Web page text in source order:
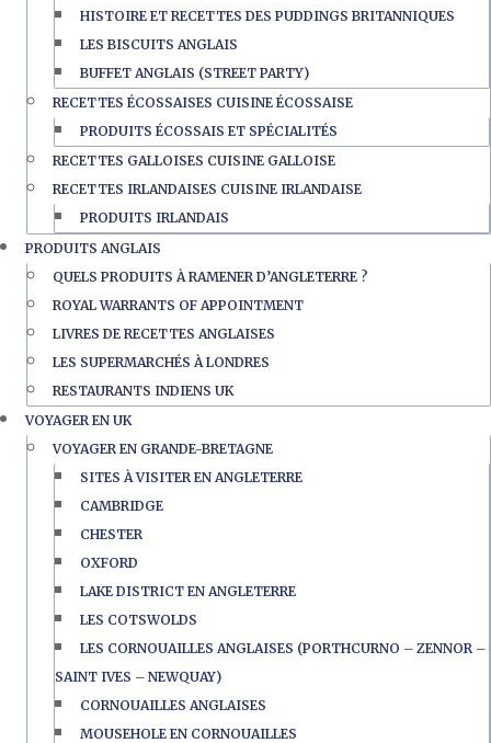
HISTOIRE ET RECETTES DES PUDDINGS BRITANNIQUES
LES BISCUITS ANGLAIS
BUFFET ANGLAIS (STREET PARTY)
RECETTES ÉCOSSAISES CUISINE ÉCOSSAISE
PRODUITS ÉCOSSAIS ET SPÉCIALITÉS
RECETTES GALLOISES CUISINE GALLOISE
RECETTES IRLANDAISES CUISINE IRLANDAISE
PRODUITS IRLANDAIS
PRODUITS ANGLAIS
QUELS PRODUITS À RAMENER D’ANGLETERRE ?
ROYAL WARRANTS OF APPOINTMENT
LIVRES DE RECETTES ANGLAISES
LES SUPERMARCHÉS À LONDRES
RESTAURANTS INDIENS UK
VOYAGER EN UK
VOYAGER EN GRANDE-BRETAGNE
SITES À VISITER EN ANGLETERRE
CAMBRIDGE
CHESTER
OXFORD
LAKE DISTRICT EN ANGLETERRE
LES COTSWOLDS
LES CORNOUAILLES ANGLAISES (PORTHCURNO – ZENNOR –
SAINT IVES – NEWQUAY)
CORNOUAILLES ANGLAISES
MOUSEHOLE EN CORNOUAILLES